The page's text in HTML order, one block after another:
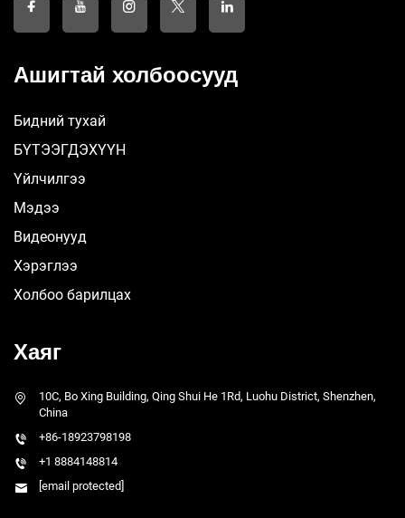
Ашигтай холбоосууд
Бидний тухай
БҮТЭЭГДЭХҮҮН
Үйлчилгээ
Мэдээ
Видеонууд
Хэрэглээ
Холбоо барилцах
Хаяг
10C, Bo Xing Building, Qing Shui He 1Rd, Luohu District, Shenzhen,
China
+86-18923798198
+1 8884148814
[email protected]